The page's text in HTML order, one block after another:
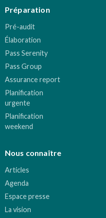
Préparation
Pré-audit
Élaboration
Pass Serenity
Pass Group
Assurance report
Planification
urgente
Planification
weekend
Nous connaître
Articles
Agenda
Espace presse
La vision